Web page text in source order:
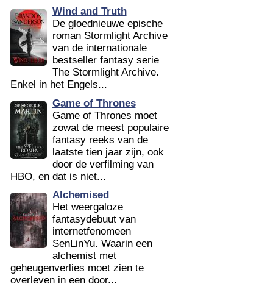
Wind and Truth
De gloednieuwe epische
roman Stormlight Archive
van de internationale
bestseller fantasy serie
The Stormlight Archive.
Enkel in het Engels...
Game of Thrones
Game of Thrones moet
zowat de meest populaire
fantasy reeks van de
laatste tien jaar zijn, ook
door de verfilming van
HBO, en dat is niet...
Alchemised
Het weergaloze
fantasydebuut van
internetfenomeen
SenLinYu. Waarin een
alchemist met
geheugenverlies moet zien te
overleven in een door...